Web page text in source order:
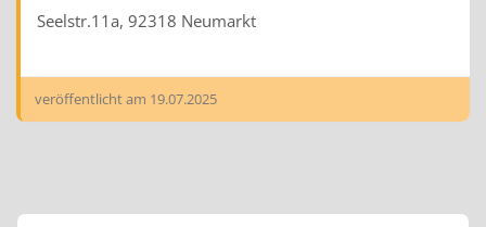
Seelstr.11a, 92318 Neumarkt
veröffentlicht am 19.07.2025